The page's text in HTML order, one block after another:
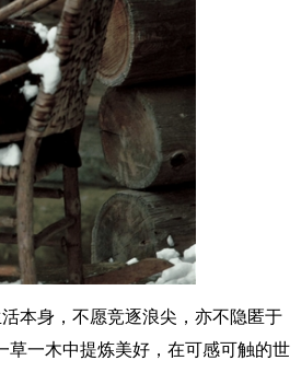
本身，不愿竞逐浪尖，亦不隐匿于
草一木中提炼美好，在可感可触的世